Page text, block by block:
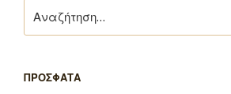
για:
ΠΡΟΣΦΑΤΑ